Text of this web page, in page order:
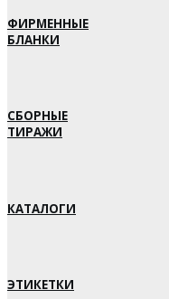
ФИРМЕННЫЕ
БЛАНКИ
СБОРНЫЕ
ТИРАЖИ
КАТАЛОГИ
ЭТИКЕТКИ